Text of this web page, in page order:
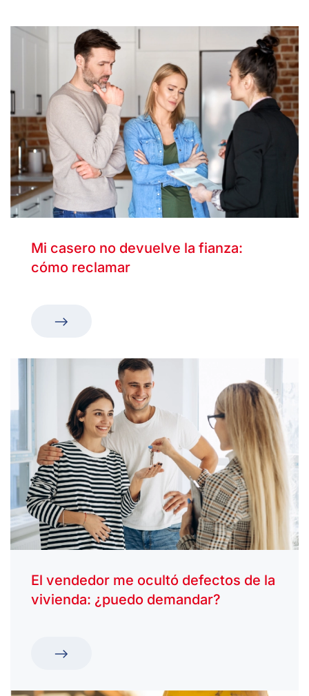
Mi casero no devuelve la fianza:
cómo reclamar
El vendedor me ocultó defectos de la
vivienda: ¿puedo demandar?